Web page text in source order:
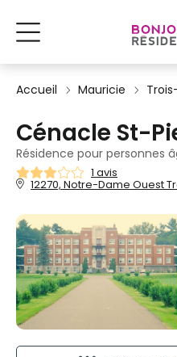
Accueil Mauricie
Cénacle St-
Résidence pour personnes
1 avis
12270, Notre-Dame Ouest